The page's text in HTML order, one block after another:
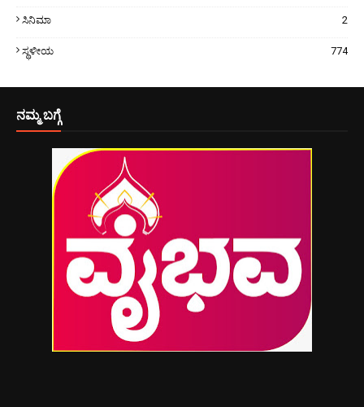
ಸಿನಿಮಾ 2
ಸ್ಥಳೀಯ 774
ನಮ್ಮ ಬಗ್ಗೆ